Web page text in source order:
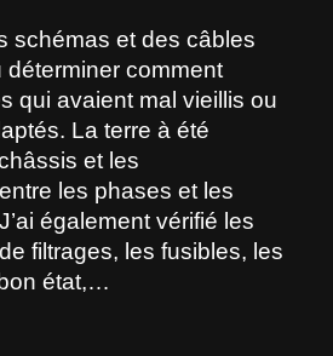
schémas et des câbles
déterminer comment
qui avaient mal vieillis ou
La terre à été
et les
les phases et les
également vérifié les
filtrages, les fusibles, les
état,…